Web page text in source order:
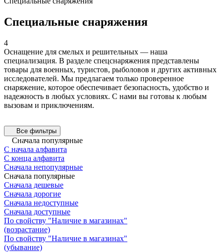
Специальные снаряжения
4
Оснащение для смелых и решительных — наша
специализация. В разделе спецснаряжения представлены
товары для военных, туристов, рыболовов и других активных
исследователей. Мы предлагаем только проверенное
снаряжение, которое обеспечивает безопасность, удобство и
надежность в любых условиях. С нами вы готовы к любым
вызовам и приключениям.
Все фильтры
Сначала популярные
С начала алфавита
С конца алфавита
Сначала непопулярные
Сначала популярные
Сначала дешевые
Сначала дорогие
Сначала недоступные
Сначала доступные
По свойству "Наличие в магазинах"
(возрастание)
По свойству "Наличие в магазинах"
(убывание)